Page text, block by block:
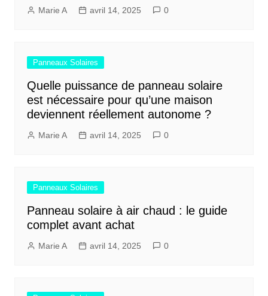
Marie A avril 14, 2025 0
Panneaux Solaires
Quelle puissance de panneau solaire
est nécessaire pour qu’une maison
deviennent réellement autonome ?
Marie A avril 14, 2025 0
Panneaux Solaires
Panneau solaire à air chaud : le guide
complet avant achat
Marie A avril 14, 2025 0